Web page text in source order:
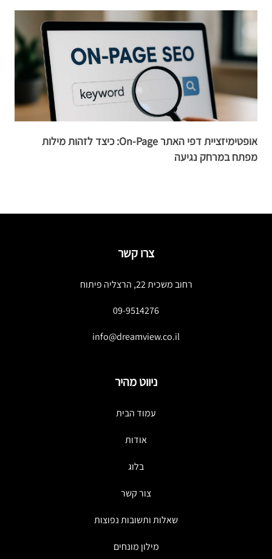
אופטימיזציית דפי האתר On-Page: כיצד לזהות מילות
מפתח במרחק נגיעה
צרו קשר
רחוב משכית 22, הרצליה פיתוח
09-9514276
info@dreamview.co.il
ניווט מהיר
עמוד הבית
אודות
בלוג
צור קשר
שאלות ותשובות נפוצות
מילון מונחים